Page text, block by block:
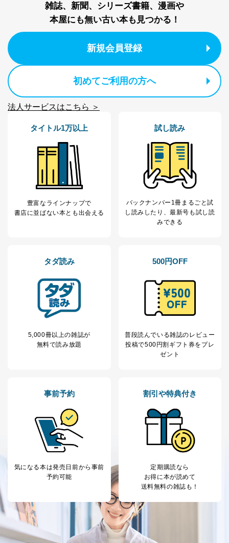
雑誌、新聞、シリーズ書籍、漫画や
本屋にも無い古い本も見つかる！
新規会員登録
初めてご利用の方へ
法人サービスはこちら ＞
タイトル1万以上
豊富なラインナップで
書店に並ばない本とも出会える
試し読み
バックナンバー1冊まるごと試
し読み したり、最新号も試し読
みできる
タダ読み
5,000冊以上の雑誌が
無料で読み放題
500円OFF
普段読んでいる雑誌のレビュー
投稿で500円割ギフト券をプレ
ゼント
事前予約
気になる本は発売日前から事前
予約可能
割引や特典付き
定期購読なら
お得に本が読めて
送料無料の雑誌も！